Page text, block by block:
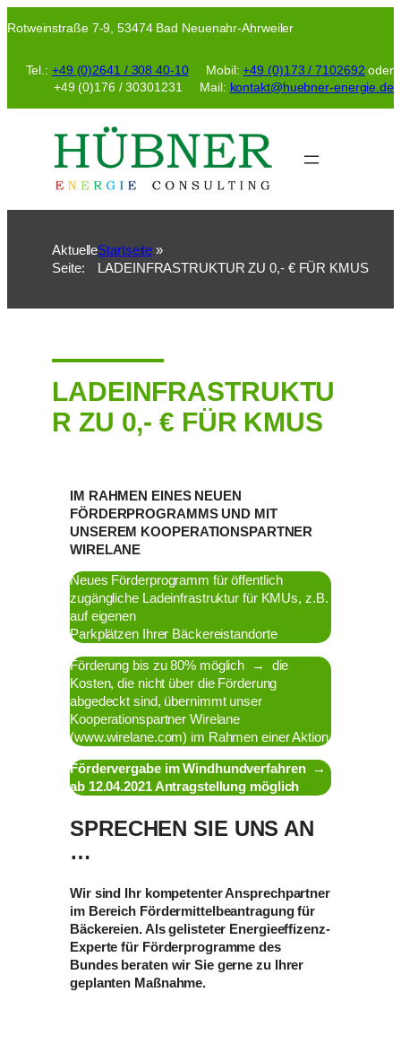
Inhalt
Rotweinstraße 7-9, 53474 Bad Neuenahr-Ahrweiler
Tel.: +49 (0)2641 / 308 40-10Mobil:+49 (0)173 / 7102692 oder
+49 (0)176 / 30301231 Mail: kontakt@huebner-energie.de
Aktuelle
Seite:
Startseite »
LADEINFRASTRUKTUR ZU 0,- € FÜR KMUS
LADEINFRASTRUKTU
R ZU 0,- € FÜR KMUS
IM RAHMEN EINES NEUEN
FÖRDERPROGRAMMS UND MIT
UNSEREM KOOPERATIONSPARTNER
WIRELANE
Neues Förderprogramm für öffentlich
zugängliche Ladeinfrastruktur für KMUs, z.B.
auf eigenen
Parkplätzen Ihrer Bäckereistandorte
Förderung bis zu 80% möglich → die
Kosten, die nicht über die Förderung
abgedeckt sind, übernimmt unser
Kooperationspartner Wirelane
(www.wirelane.com) im Rahmen einer Aktion
Fördervergabe im Windhundverfahren →
ab 12.04.2021 Antragstellung möglich
SPRECHEN SIE UNS AN
…
Wir sind Ihr kompetenter Ansprechpartner
im Bereich Fördermittelbeantragung für
Bäckereien. Als gelisteter Energieeffizenz-
Experte für Förderprogramme des
Bundes beraten wir Sie gerne zu Ihrer
geplanten Maßnahme.